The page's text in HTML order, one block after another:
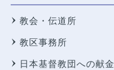
教会・伝道所
教区事務所
日本基督教団への献金